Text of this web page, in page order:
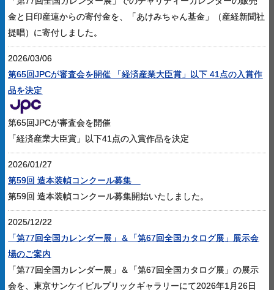
金と日印産連からの寄付金を、「あけみちゃん基金」（産経新聞社
提唱）に寄付しました。
2026/03/06
第65回JPCが審査会を開催 「経済産業大臣賞」以下 41点の入賞作
品を決定
第65回JPCが審査会を開催
「経済産業大臣賞」以下41点の入賞作品を決定
2026/01/27
第59回 造本装幀コンクール募集
第59回 造本装幀コンクール募集開始いたしました。
2025/12/22
「第77回全国カレンダー展」＆「第67回全国カタログ展」展示会
場のご案内
「第77回全国カレンダー展」＆「第67回全国カタログ展」の展示
会を、東京サンケイビルブリックギャラリーにて2026年1月26日